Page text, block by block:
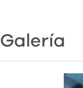
Galería